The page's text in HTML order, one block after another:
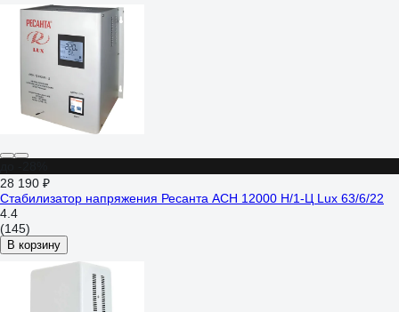
28 190 ₽
Стабилизатор напряжения Ресанта АСН 12000 Н/1-Ц Lux 63/6/22
4.4
(145)
В корзину